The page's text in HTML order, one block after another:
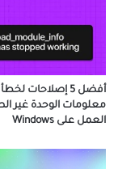
أفضل 5 إصلاحات
معلومات الوحدة غير
العمل على Windows